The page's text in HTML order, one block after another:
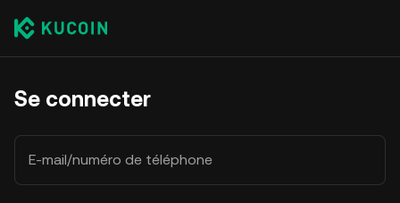
Se connecter
E-mail/numéro de téléphone